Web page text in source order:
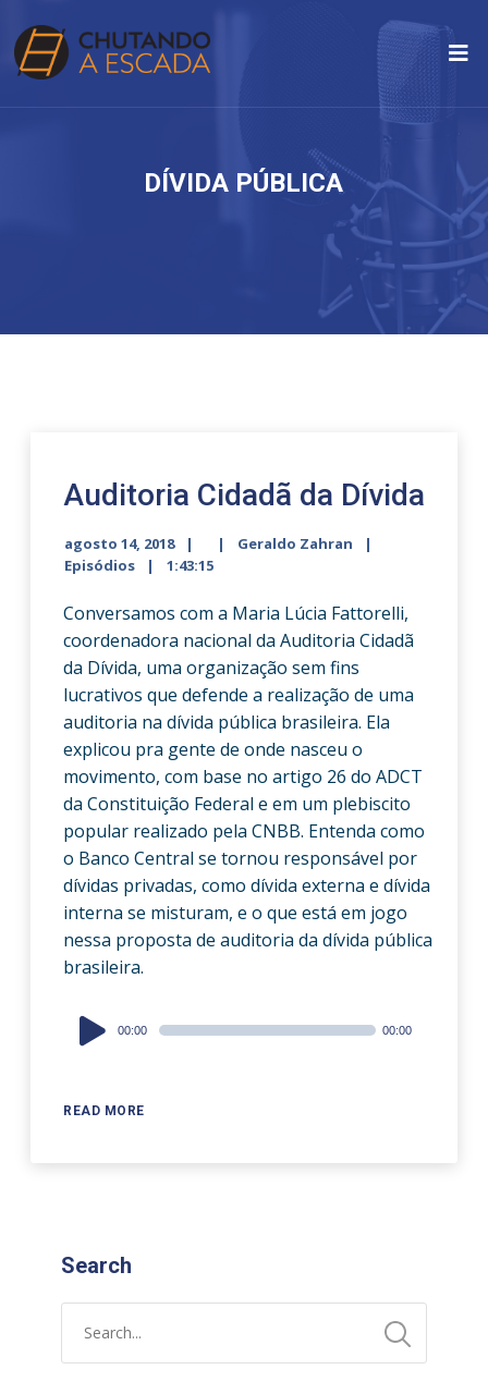
DÍVIDA PÚBLICA
Auditoria Cidadã da Dívida
agosto 14, 2018
Geraldo Zahran
Episódios
1:43:15
Conversamos com a Maria Lúcia Fattorelli,
coordenadora nacional da Auditoria Cidadã
da Dívida, uma organização sem fins
lucrativos que defende a realização de uma
auditoria na dívida pública brasileira. Ela
explicou pra gente de onde nasceu o
movimento, com base no artigo 26 do ADCT
da Constituição Federal e em um plebiscito
popular realizado pela CNBB. Entenda como
o Banco Central se tornou responsável por
dívidas privadas, como dívida externa e dívida
interna se misturam, e o que está em jogo
nessa proposta de auditoria da dívida pública
brasileira.
READ MORE
Audio
Player
00:00 00:00
Search